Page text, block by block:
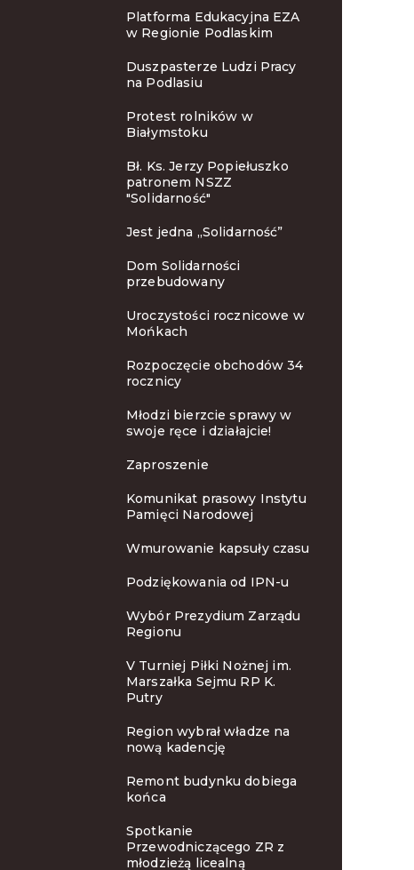
Platforma Edukacyjna EZA
w Regionie Podlaskim
Duszpasterze Ludzi Pracy
na Podlasiu
Protest rolników w
Białymstoku
Bł. Ks. Jerzy Popiełuszko
patronem NSZZ
"Solidarność"
Jest jedna „Solidarność”
Dom Solidarności
przebudowany
Uroczystości rocznicowe w
Mońkach
Rozpoczęcie obchodów 34
rocznicy
Młodzi bierzcie sprawy w
swoje ręce i działajcie!
Zaproszenie
Komunikat prasowy Instytu
Pamięci Narodowej
Wmurowanie kapsuły czasu
Podziękowania od IPN-u
Wybór Prezydium Zarządu
Regionu
V Turniej Piłki Nożnej im.
Marszałka Sejmu RP K.
Putry
Region wybrał władze na
nową kadencję
Remont budynku dobiega
końca
Spotkanie
Przewodniczącego ZR z
młodzieżą licealną